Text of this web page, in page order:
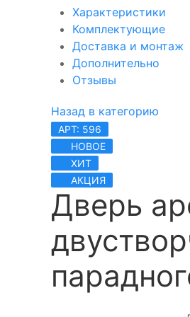
Характеристики
Комплектующие
Доставка и монтаж
Дополнительно
Отзывы
Назад в категорию
АРТ: 596
НОВОЕ
ХИТ
АКЦИЯ
Дверь